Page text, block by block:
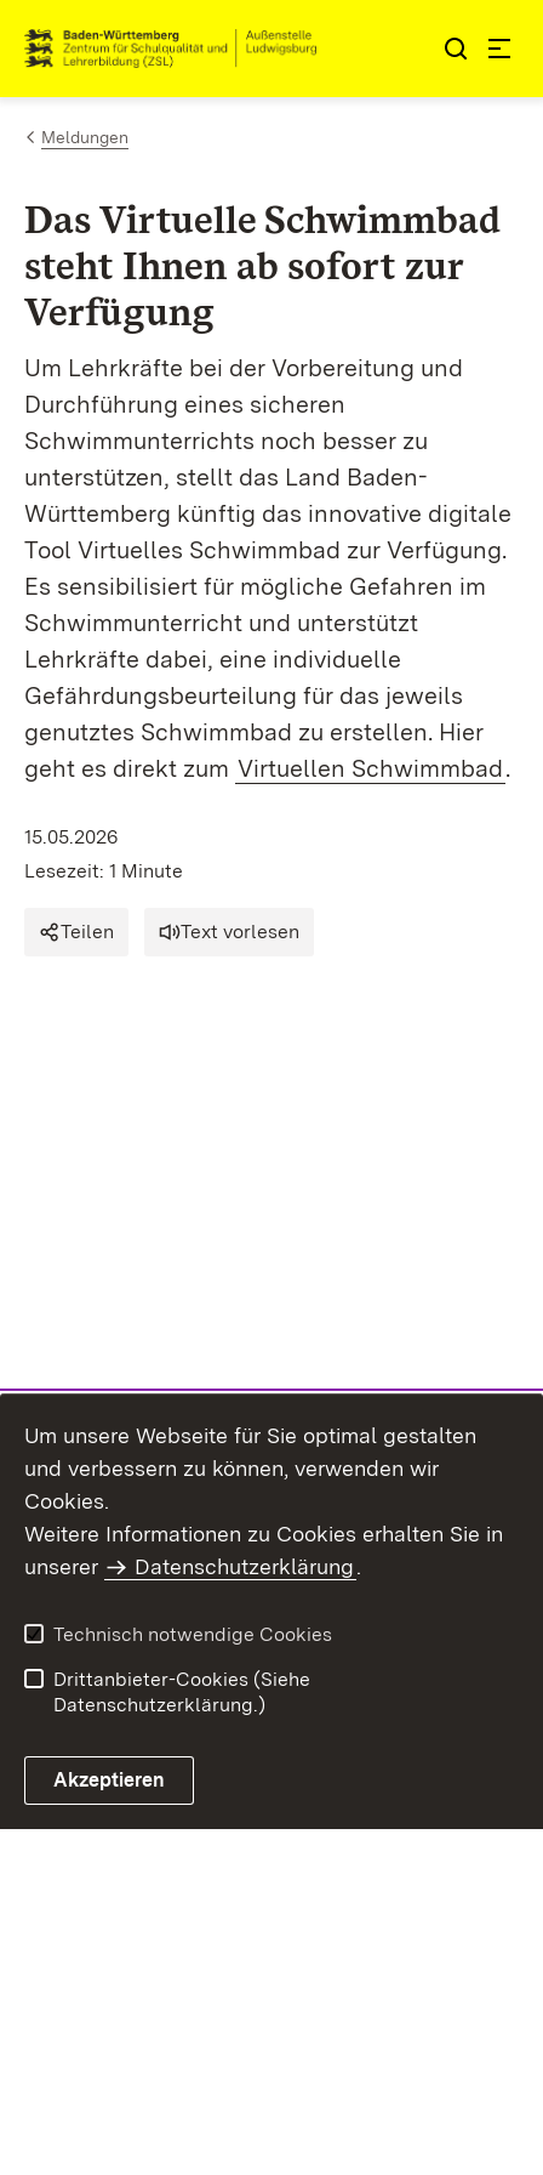
Zum Inhalt springen
Link zur Startseite
Meldungen
Das Virtuelle Schwimmbad
steht Ihnen ab sofort zur
Verfügung
Um Lehrkräfte bei der Vorbereitung und
Durchführung eines sicheren
Schwimmunterrichts noch besser zu
unterstützen, stellt das Land Baden-
Württemberg künftig das innovative digitale
Tool Virtuelles Schwimmbad zur Verfügung.
Es sensibilisiert für mögliche Gefahren im
Schwimmunterricht und unterstützt
Lehrkräfte dabei, eine individuelle
Gefährdungsbeurteilung für das jeweils
genutztes Schwimmbad zu erstellen. Hier
geht es direkt zum Virtuellen Schwimmbad.
15.05.2026
Lesezeit: 1 Minute
Teilen Text vorlesen
Benutzungshinweise
Erklärung zur
Um unsere Webseite für Sie optimal gestalten
und verbessern zu können, verwenden wir
Cookies.
Weitere Informationen zu Cookies erhalten Sie in
unserer
Datenschutzerklärung.
Technisch notwendige Cookies
Drittanbieter-Cookies (Siehe
Datenschutzerklärung.)
Akzeptieren